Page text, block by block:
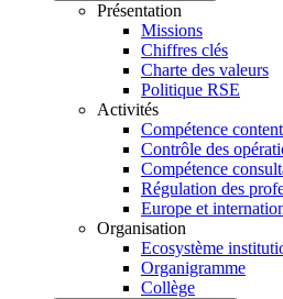
Présentation
Missions
Chiffres clés
Charte des valeurs
Politique RSE
Activités
Compétence
Contrôle des
Compétence
Régulation des
Europe et
Organisation
Ecosystème
Organigramme
Collège